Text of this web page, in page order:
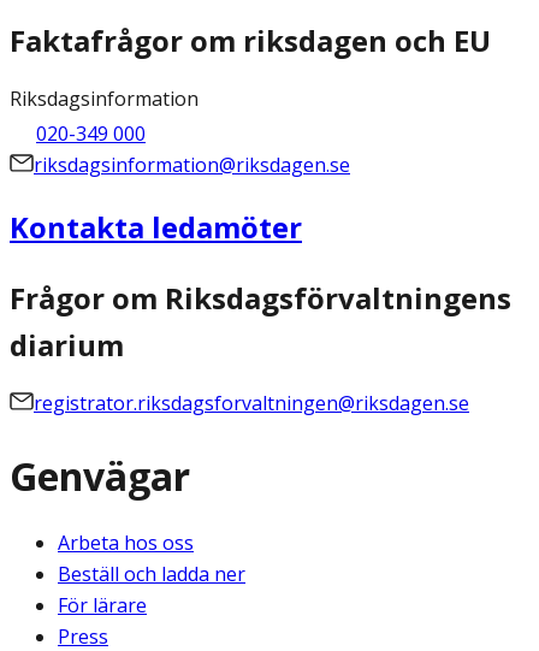
Faktafrågor om riksdagen och EU
Riksdagsinformation
020-349 000
riksdagsinformation@riksdagen.se
Kontakta ledamöter
Frågor om Riksdagsförvaltningens
diarium
registrator.riksdagsforvaltningen@riksdagen.se
Genvägar
Arbeta hos oss
Beställ och ladda ner
För lärare
Press